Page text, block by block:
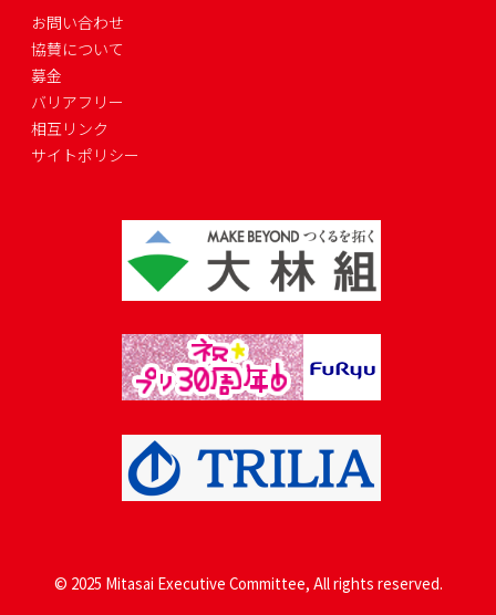
お問い合わせ
協賛について
募金
バリアフリー
相互リンク
サイトポリシー
© 2025 Mitasai Executive Committee, All rights reserved.